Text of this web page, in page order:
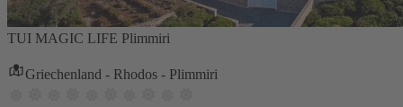
TUI MAGIC LIFE Plimmiri
Griechenland - Rhodos - Plimmiri